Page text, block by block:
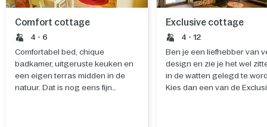
Comfort cottage
4 - 6
Comfortabel bed, chique
badkamer, uitgeruste keuken en
een eigen terras midden in de
natuur. Dat is nog eens fijn
Exclusive cottage
4 - 12
Ben je een liefhebber van
design en zie je het wel
in de watten gelegd te
Kies dan een van de